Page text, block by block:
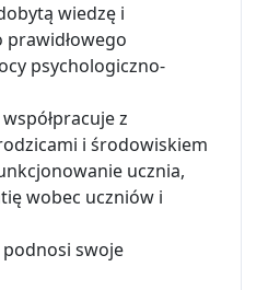
wiedzę i
psychologiczno-
z
i środowiskiem
ucznia,
wobec uczniów i
swoje